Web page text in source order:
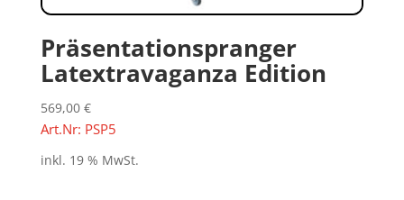
Präsentationspranger
Latextravaganza Edition
569,00 €
Art.Nr: PSP5
inkl. 19 % MwSt.